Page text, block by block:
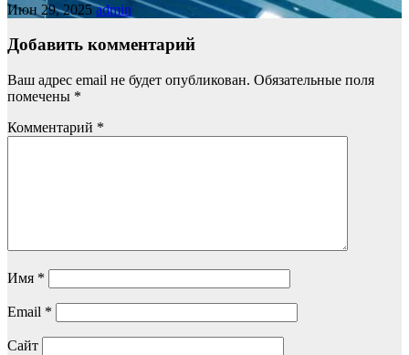
Июн 29, 2025admin
Добавить комментарий
Ваш адрес email не будет опубликован. Обязательные поля
помечены *
Комментарий *
Имя *
Email *
Сайт